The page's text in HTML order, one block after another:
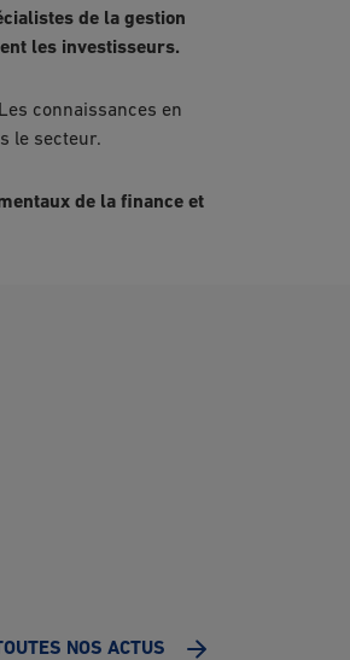
de la gestion
les investisseurs.
connaissances en
le secteur.
de la finance et
NOS ACTUS